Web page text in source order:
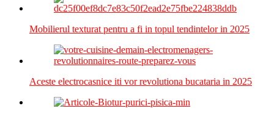
Mobilierul texturat pentru a fi in topul tendintelor in 2025
Aceste electrocasnice iti vor revolutiona bucataria in 2025